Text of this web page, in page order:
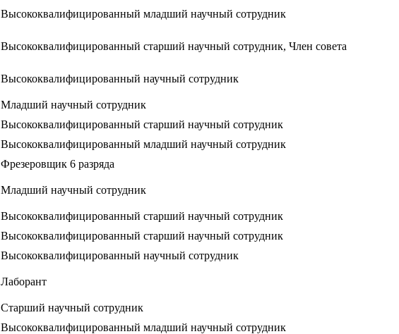
Высококвалифицированный младший научный сотрудник
Высококвалифицированный старший научный сотрудник, Член совета
Высококвалифицированный научный сотрудник
Младший научный сотрудник
Высококвалифицированный старший научный сотрудник
Высококвалифицированный младший научный сотрудник
Фрезеровщик 6 разряда
Младший научный сотрудник
Высококвалифицированный старший научный сотрудник
Высококвалифицированный старший научный сотрудник
Высококвалифицированный научный сотрудник
Лаборант
Старший научный сотрудник
Высококвалифицированный младший научный сотрудник